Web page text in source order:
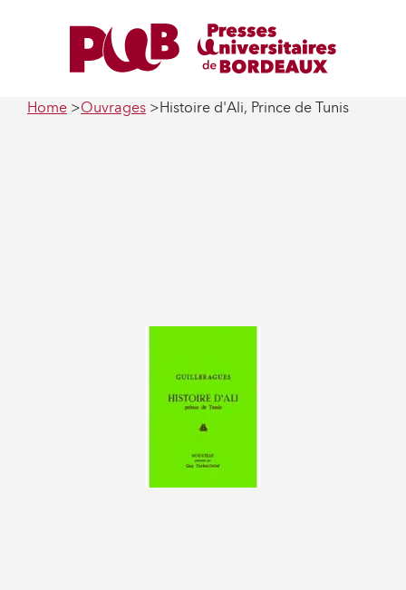
Home Ouvrages Histoire d'Ali, Prince de Tunis